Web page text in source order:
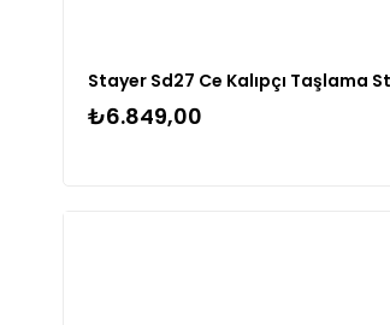
Stayer Sd27 Ce Kalıpçı Taşlama
₺6.849,00